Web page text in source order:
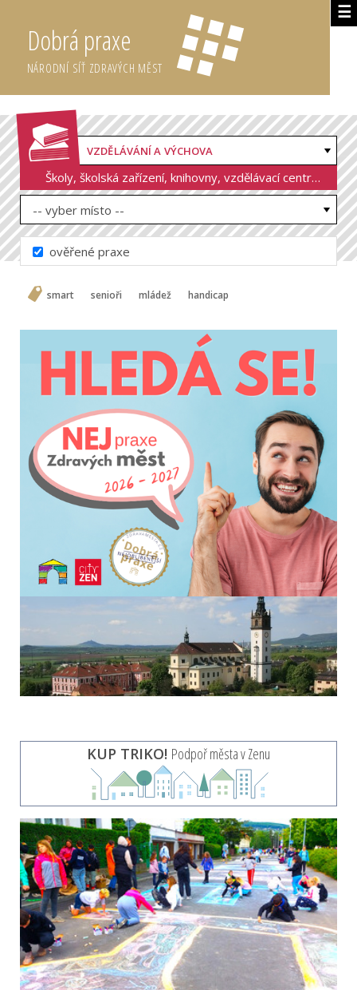
☰
Dobrá praxe
NÁRODNÍ SÍŤ ZDRAVÝCH MĚST
VZDĚLÁVÁNÍ A VÝCHOVA
Školy, školská zařízení, knihovny, vzdělávací centra - budovy, vybavení, personál; planování
-- vyber místo --
ověřené praxe
smart senioři mládež handicap
KUP TRIKO! Podpoř města v Zenu